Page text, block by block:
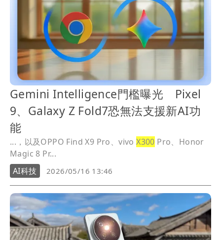
Gemini Intelligence門檻曝光 Pixel
9、Galaxy Z Fold7恐無法支援新AI功
能
...，以及OPPO Find X9 Pro、vivoX300 Pro、Honor
Magic 8 Pr...
AI科技
2026/05/16 13:46